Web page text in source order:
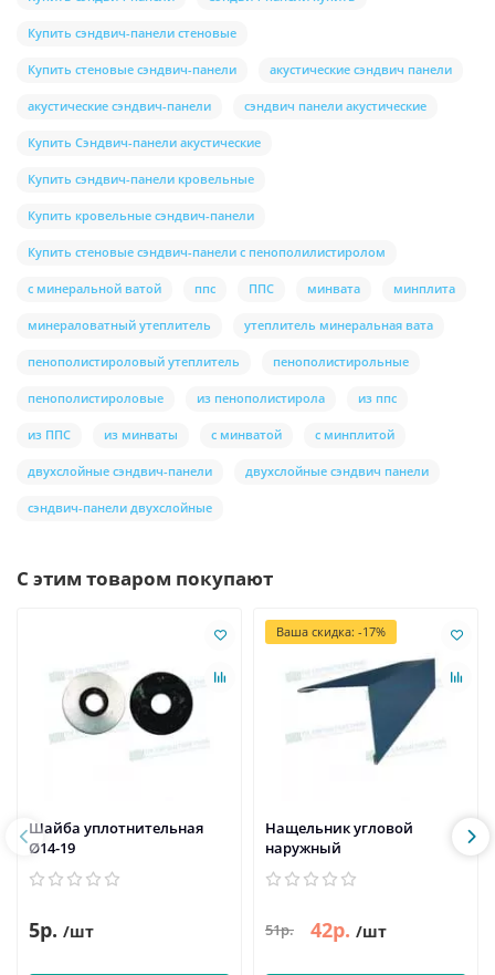
Купить сэндвич-панели стеновые
Купить стеновые сэндвич-панели акустические сэндвич панели
акустические сэндвич-панели сэндвич панели акустические
Купить Сэндвич-панели акустические
Купить сэндвич-панели кровельные
Купить кровельные сэндвич-панели
Купить стеновые сэндвич-панели с пенополилистиролом
с минеральной ватой ппс ППС минвата минплита
минераловатный утеплитель утеплитель минеральная вата
пенополистироловый утеплитель пенополистирольные
пенополистироловые из пенополистирола из ппс
из ППС из минваты с минватой с минплитой
двухслойные сэндвич-панели двухслойные сэндвич панели
сэндвич-панели двухслойные
С этим товаром покупают
Шайба уплотнительная
Ø14-19
5р. /шт
Ваша скидка: -17%
Нащельник угловой
наружный
51р. 42р. /шт